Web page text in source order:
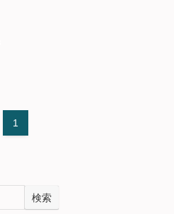
1
検索